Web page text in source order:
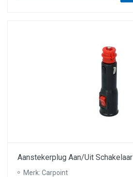
Aanstekerplug Aan/Uit Schakelaar
Merk: Carpoint